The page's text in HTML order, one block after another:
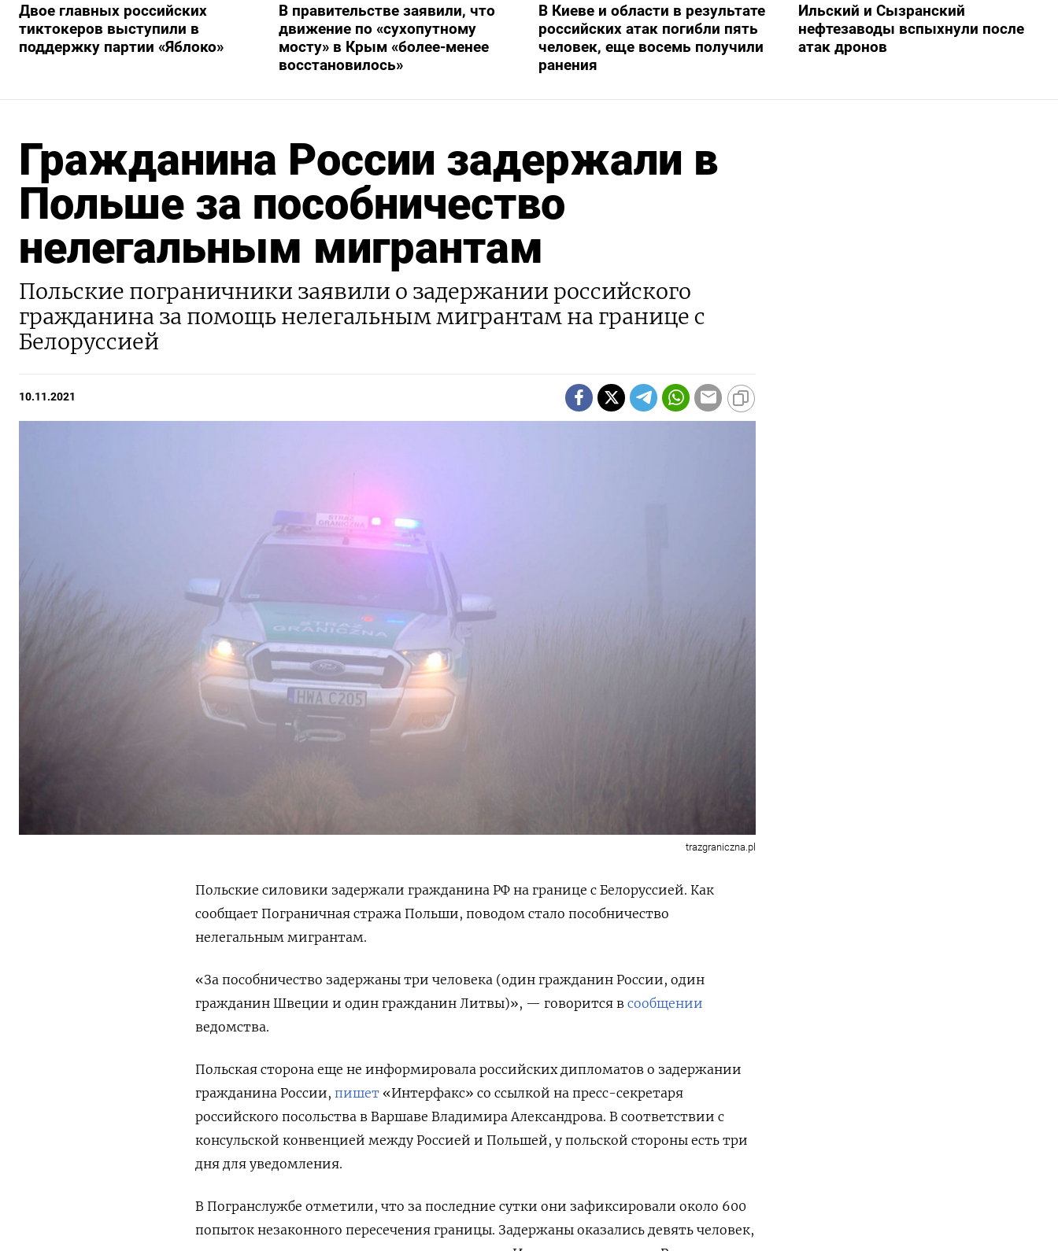
Двое главных российских
тиктокеров выступили в
поддержку партии «Яблоко»
В правительстве заявили, что
движение по «сухопутному
мосту» в Крым «более-менее
восстановилось»
В Киеве и области в результате
российских атак погибли пять
человек, еще восемь получили
ранения
Ильский и Сызранский
нефтезаводы вспыхнули после
атак дронов
Гражданина России задержали в
Польше за пособничество
нелегальным мигрантам
Польские пограничники заявили о задержании российского
гражданина за помощь нелегальным мигрантам на границе с
Белоруссией
10.11.2021
trazgraniczna.pl
Польские силовики задержали гражданина РФ на границе с Белоруссией. Как
сообщает Пограничная стража Польши, поводом стало пособничество
нелегальным мигрантам.
«За пособничество задержаны три человека (один гражданин России, один
гражданин Швеции и один гражданин Литвы)», — говорится в сообщении
ведомства.
Польская сторона еще не информировала российских дипломатов о задержании
гражданина России, пишет «Интерфакс» со ссылкой на пресс-секретаря
российского посольства в Варшаве Владимира Александрова. В соответствии с
консульской конвенцией между Россией и Польшей, у польской стороны есть три
дня для уведомления.
В Погранслужбе отметили, что за последние сутки они зафиксировали около 600
попыток незаконного пересечения границы. Задержаны оказались девять человек,